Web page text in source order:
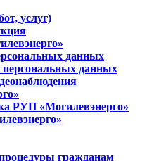
услуг)
данных
данных
РУП «Могилевэнерго»
гражданам